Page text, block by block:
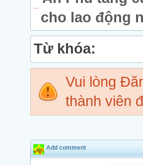
cho lao động
Từ khóa:
Vui lòng
thành viên
Add comment